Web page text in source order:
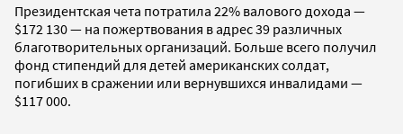
Президентская чета потратила 22% валового дохода —
$172 130 — на пожертвования в адрес 39 различных
благотворительных организаций. Больше всего получил
фонд стипендий для детей американских солдат,
погибших в сражении или вернувшихся инвалидами —
$117 000.